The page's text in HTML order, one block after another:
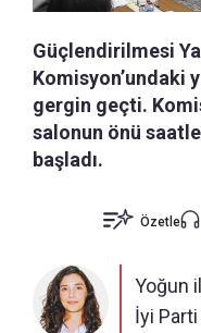
Güçlendirilmesi
Komisyon’undaki
gergin geçti.
salonun önü
başladı.
Özetle
Yoğun
İyi